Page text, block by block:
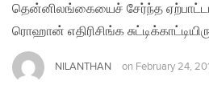
தென்னிலங்கையைச் சேர்ந்த
ரொஹான் எதிரிசிங்க
NILANTHAN on February 24,